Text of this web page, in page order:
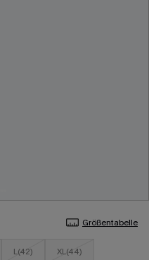
Größentabelle
L(42) XL(44)